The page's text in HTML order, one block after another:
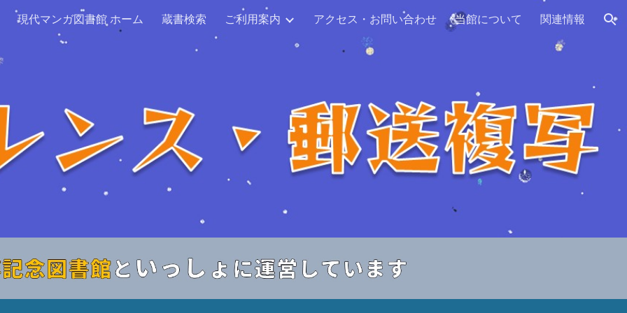
to main content Skip to navigation
現代マンガ図書館 ホーム 蔵書検索 ご利用案内 アクセス・お問い合わせ 当館について 関連情報